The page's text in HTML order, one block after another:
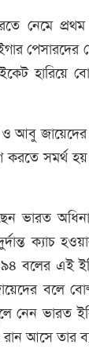
নেমে
হারিয়ে
আবু
সমর্থ হয়
ভারত
ক্যাচ
বলের এই
বলে
নেন ভারত
আসে তার